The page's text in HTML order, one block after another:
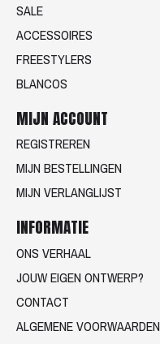
SALE
ACCESSOIRES
FREESTYLERS
BLANCOS
MIJN ACCOUNT
REGISTREREN
MIJN BESTELLINGEN
MIJN VERLANGLIJST
INFORMATIE
ONS VERHAAL
JOUW EIGEN ONTWERP?
CONTACT
ALGEMENE VOORWAARDEN